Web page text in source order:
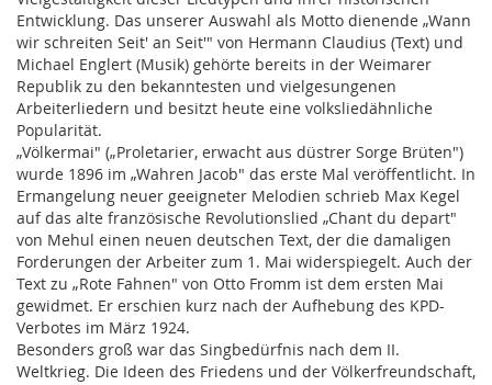
Entwicklung. Das unserer Auswahl als Motto dienende „Wann
wir schreiten Seit' an Seit'" von Hermann Claudius (Text) und
Michael Englert (Musik) gehörte bereits in der Weimarer
Republik zu den bekanntesten und vielgesungenen
Arbeiterliedern und besitzt heute eine volksliedähnliche
Popularität.
„Völkermai" („Proletarier, erwacht aus düstrer Sorge Brüten")
wurde 1896 im „Wahren Jacob" das erste Mal veröffentlicht. In
Ermangelung neuer geeigneter Melodien schrieb Max Kegel
auf das alte französische Revolutionslied „Chant du depart"
von Mehul einen neuen deutschen Text, der die damaligen
Forderungen der Arbeiter zum 1. Mai widerspiegelt. Auch der
Text zu „Rote Fahnen" von Otto Fromm ist dem ersten Mai
gewidmet. Er erschien kurz nach der Aufhebung des KPD-
Verbotes im März 1924.
Besonders groß war das Singbedürfnis nach dem II.
Weltkrieg. Die Ideen des Friedens und der Völkerfreundschaft,